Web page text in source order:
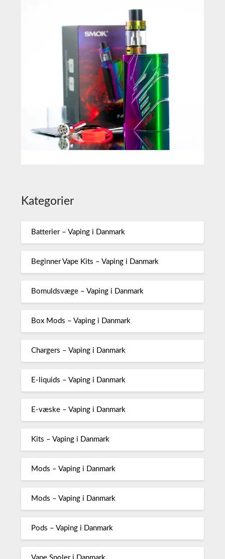
Kategorier
Batterier – Vaping i Danmark
Beginner Vape Kits – Vaping i Danmark
Bomuldsvæge – Vaping i Danmark
Box Mods – Vaping i Danmark
Chargers – Vaping i Danmark
E-liquids – Vaping i Danmark
E-væske – Vaping i Danmark
Kits – Vaping i Danmark
Mods – Vaping i Danmark
Mods – Vaping i Danmark
Pods – Vaping i Danmark